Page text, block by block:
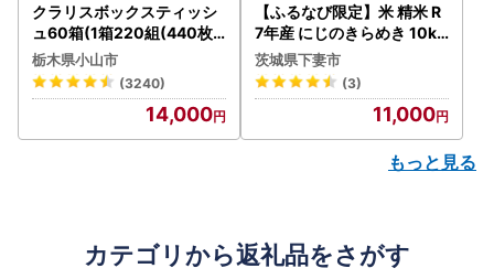
クラリスボックスティッシ
ュ60箱(1箱220組(440枚))
(5個入り×12セット)【配送
不可地域：離島・沖縄県】
【1256759】
栃木県小山市
(3240)
14,000
【ふるなび限定】米 精米 R
7年産 にじのきらめき 10kg
10月 FN-Limited-PR
茨城県下妻市
(3)
11,000
もっと見る
カテゴリから返礼品をさがす